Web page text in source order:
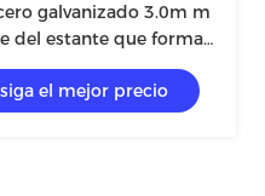
galvanizado 3.0m m
del estante que forma
acero de la máquina
el mejor precio